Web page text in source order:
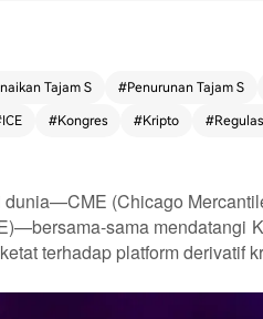
Tajam S #Penurunan Tajam S
ICE #Kongres #Kripto #
(Chicago
sama mendatangi
terhadap platform derivatif